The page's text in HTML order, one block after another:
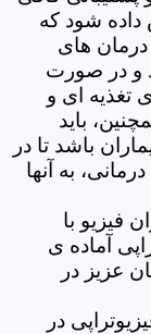
داده شود که
های
و در صورت
تغذیه ای و
باید
باشد تا در
به آنها
فیزیو با
آماده ی
عزیز در
در